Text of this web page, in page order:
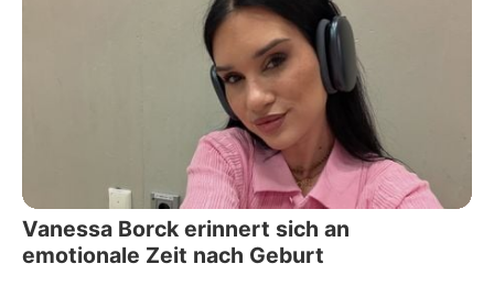
Vanessa Borck erinnert sich an
emotionale Zeit nach Geburt